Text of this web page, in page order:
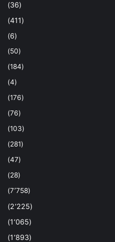
(36)
(411)
(6)
(50)
(184)
(4)
(176)
(76)
(103)
(281)
(47)
(28)
(7٬758)
(2٬225)
(1٬065)
(1٬893)